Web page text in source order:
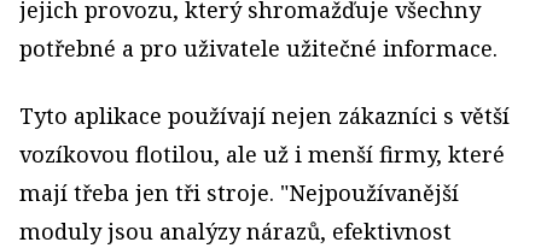
jejich provozu, který shromažďuje všechny
potřebné a pro uživatele užitečné informace.
Tyto aplikace používají nejen zákazníci s větší
vozíkovou flotilou, ale už i menší firmy, které
mají třeba jen tři stroje. "Nejpoužívanější
moduly jsou analýzy nárazů, efektivnost